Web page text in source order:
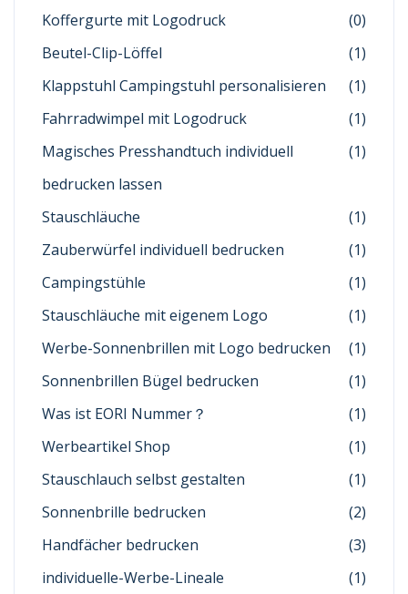
Koffergurte mit Logodruck
(0)
Beutel-Clip-Löffel
(1)
Klappstuhl Campingstuhl personalisieren
(1)
Fahrradwimpel mit Logodruck
(1)
Magisches Presshandtuch individuell
bedrucken lassen
(1)
Stauschläuche
(1)
Zauberwürfel individuell bedrucken
(1)
Campingstühle
(1)
Stauschläuche mit eigenem Logo
(1)
Werbe-Sonnenbrillen mit Logo bedrucken
(1)
Sonnenbrillen Bügel bedrucken
(1)
Was ist EORI Nummer？
(1)
Werbeartikel Shop
(1)
Stauschlauch selbst gestalten
(1)
Sonnenbrille bedrucken
(2)
Handfächer bedrucken
(3)
individuelle-Werbe-Lineale
(1)